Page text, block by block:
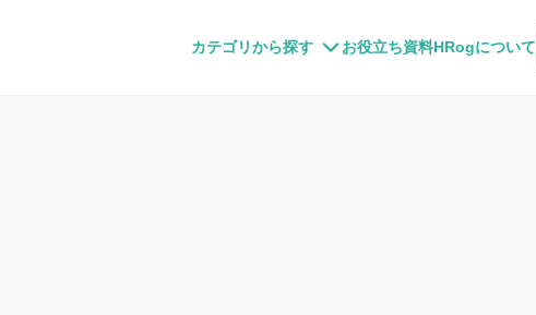
カテゴリから探す お役立ち資料HRogについて